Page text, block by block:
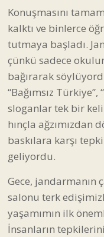
Konuşmasını
kalktı ve binlerce
tutmaya başladı.
çünkü sadece
bağırarak
“Bağımsız
sloganlar tek bir
hınçla
baskılara karşı
geliyordu.
Gece, jandarmanın
salonu terk
yaşamımın ilk
İnsanların